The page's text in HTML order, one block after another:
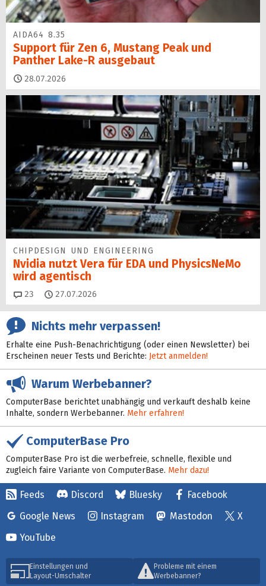
AIDA64 8.35
Support für Zen 6, Mustang Peak und
Panther Lake-R ausgebaut
28.07.2026
CHIPDESIGN UND ENGINEERING
Nvidia nutzt Vera für EDA und PhysicsNeMo
wird agentisch
23 Kommentare
27.07.2026
Nichts mehr verpassen!
Erhalte eine Push-Benachrichtigung (oder einen Newsletter) bei
Erscheinen neuer Tests und Berichte: Jetzt anmelden!
Warum Werbebanner?
ComputerBase berichtet unabhängig und verkauft deshalb keine
Inhalte, sondern Werbebanner. Mehr erfahren!
ComputerBase Pro
ComputerBase Pro ist die werbefreie, schnelle, flexible und
zugleich faire Variante von ComputerBase. Mehr dazu!
Feeds Discord Bluesky
Facebook
Google News
Instagram Mastodon
X
YouTube
Einstellungen und
Layout-Umschalter
Probleme mit einem
Werbebanner?